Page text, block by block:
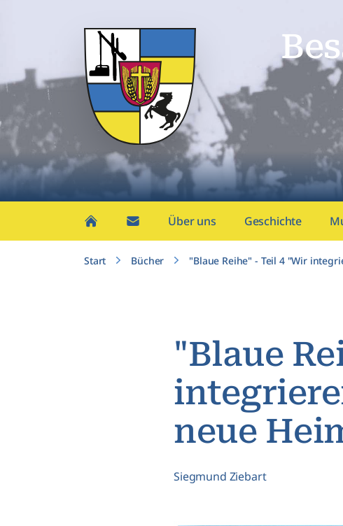
Über uns Geschichte
Start Bücher "Blaue Reihe" - Teil 4 "Wir
"Blaue
neue
Siegmund Ziebart